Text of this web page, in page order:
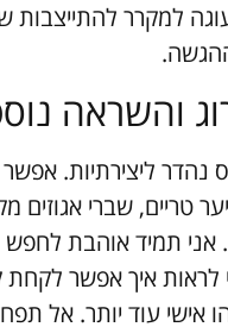
למקרר
והשראה
נהדר ליצירתיות.
טריים, שברי אגוזים
אני תמיד אוהבת
לראות איך אפשר
אישי עוד יותר. אל